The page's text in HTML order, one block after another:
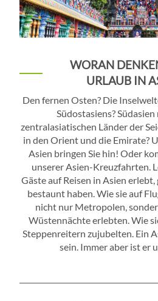
WORAN
URLAUB IN
Den fernen Osten? Die
Südostasiens?
zentralasiatischen Länder der
in den Orient und die Emirate?
Asien bringen Sie hin! Oder
unserer Asien-Kreuzfahrten.
Gäste auf Reisen in Asien erlebt,
bestaunt haben. Wie sie auf
nicht nur Metropolen,
Wüstennächte erlebten. Wie
Steppenreitern zujubelten. Ein
sein. Immer aber ist er